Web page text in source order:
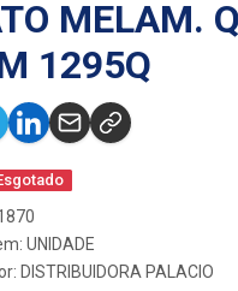
MELAM.
1295Q
UNIDADE
DISTRIBUIDORA PALACIO